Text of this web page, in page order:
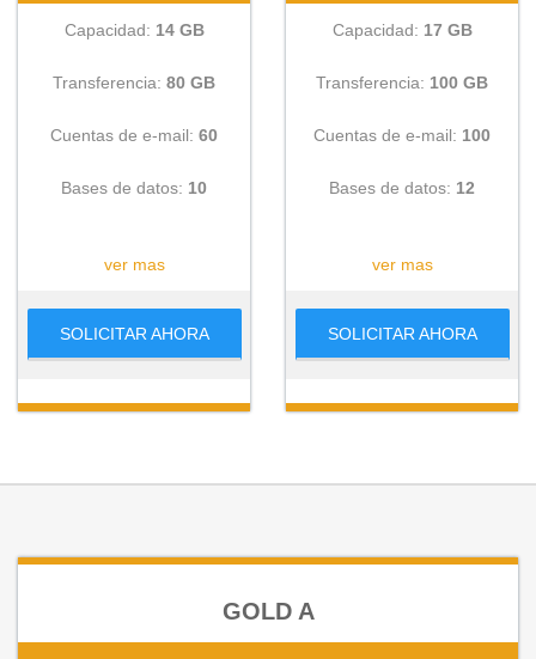
Capacidad: 14 GB
Transferencia: 80 GB
Cuentas de e-mail: 60
Bases de datos: 10
ver mas
SOLICITAR AHORA
Capacidad: 17 GB
Transferencia: 100 GB
Cuentas de e-mail: 100
Bases de datos: 12
ver mas
SOLICITAR AHORA
GOLD A